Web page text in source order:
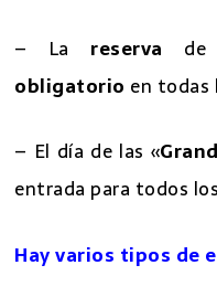
– La reserva de
obligatorio en todas
– El día de las «
entrada para todos
Hay varios tipos de